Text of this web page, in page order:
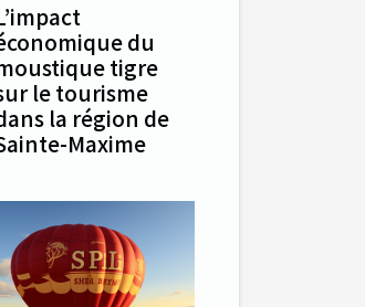
du
tigre
le tourisme
la région de
Maxime